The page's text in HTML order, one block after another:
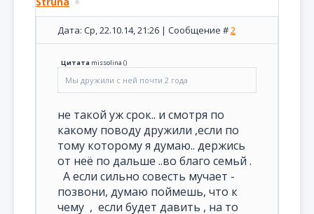
Дата: Ср, 22.10.14, 21:26 | Сообщение #2
Цитата missolina ()
Мы дружили с ней почти 2 года
не такой уж срок.. и смотря по
какому поводу дружили ,если по
тому которому я думаю.. держись
от неё по дальше ..во благо семьй .
А если сильно совесть мучает -
позвони, думаю поймешь, что к
чему , если будет давить , на то